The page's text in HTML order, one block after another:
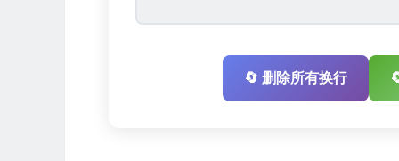
🔄 删除所有换行